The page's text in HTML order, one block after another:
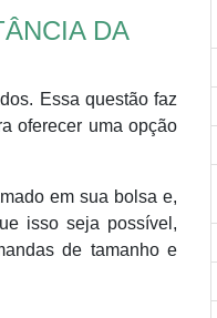
DA
Essa questão faz
oferecer uma opção
em sua bolsa e,
isso seja possível,
de tamanho e